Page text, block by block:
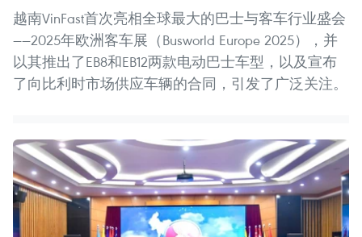
越南VinFast首次亮相全球最大的巴士与客车行业盛会
——2025年欧洲客车展（Busworld Europe 2025），并
以其推出了EB8和EB12两款电动巴士车型，以及宣布
了向比利时市场供应车辆的合同，引发了广泛关注。